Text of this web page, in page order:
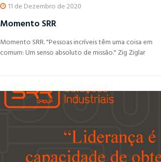
11 de Dezembro de 2020
Momento SRR
Momento SRR. "Pessoas incríveis têm uma coisa em
comum: Um senso absoluto de missão." Zig Ziglar